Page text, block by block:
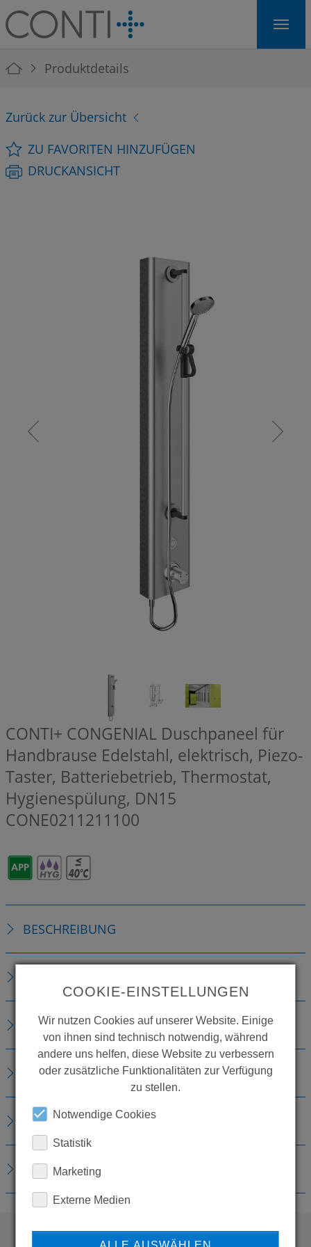
Skip to main navigation
Skip to main content
Skip to page footer
You are here:
Produktdetails
Zurück zur Übersicht
ZU FAVORITEN HINZUFÜGEN
DRUCKANSICHT
CONTI+ CONGENIAL Duschpaneel für
Handbrause Edelstahl, elektrisch, Piezo-
Taster, Batteriebetrieb, Thermostat,
Hygienespülung, DN15
CONE0211211100
BESCHREIBUNG
ZUBEHÖR
VERBRAUCHSMATERIALIEN
ERSATZTEILE
DOWNLOADS
COOKIE-EINSTELLUNGEN
Wir nutzen Cookies auf unserer Website. Einige
von ihnen sind technisch notwendig, während
andere uns helfen, diese Website zu verbessern
oder zusätzliche Funktionalitäten zur Verfügung
zu stellen.
Notwendige Cookies
Statistik
Marketing
Externe Medien